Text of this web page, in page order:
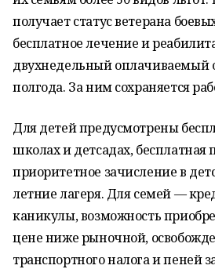
получает статус ветерана
бесплатное лечение и
двухнедельный оплачиваемый
полгода. За ним сохраняется
Для детей предусмотрены
школах и детсадах, бесплатная
приоритетное зачисление в
летние лагеря. Для семей —
каникулы, возможность
цене ниже рыночной,
транспортного налога и пеней